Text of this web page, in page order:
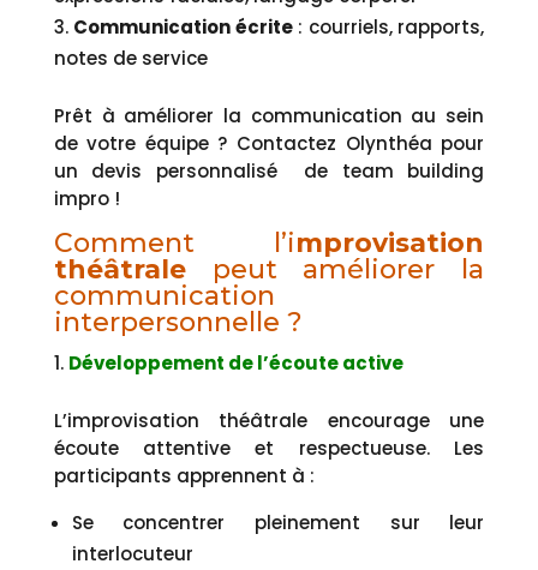
Communication écrite: courriels, rapports,
notes de service
Prêt à améliorer la communication au sein
de votre équipe ? Contactez Olynthéa pour
un devis personnalisé
de team building
impro !
Comment l’improvisation
théâtralepeut améliorer la
communication
interpersonnelle ?
Développement de l’écoute active
L’improvisation théâtrale encourage une
écoute attentive et respectueuse. Les
participants apprennent à :
Se concentrer pleinement sur leur
interlocuteur